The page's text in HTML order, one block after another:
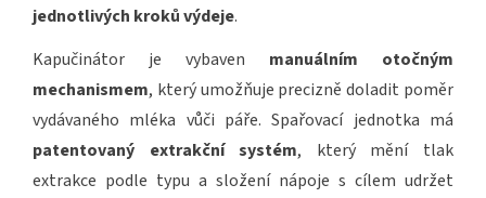
jednotlivých kroků výdeje.
Kapučinátor je vybaven manuálním otočným
mechanismem, který umožňuje precizně doladit poměr
vydávaného mléka vůči páře. Spařovací jednotka má
patentovaný extrakční systém, který mění tlak
extrakce podle typu a složení nápoje s cílem udržet